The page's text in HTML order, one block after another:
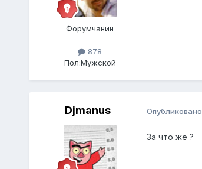
Форумчанин
878
Пол:Мужской
Djmanus Опубликовано
За что же ?